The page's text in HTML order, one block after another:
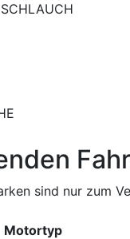
sind nur zum
Motortyp